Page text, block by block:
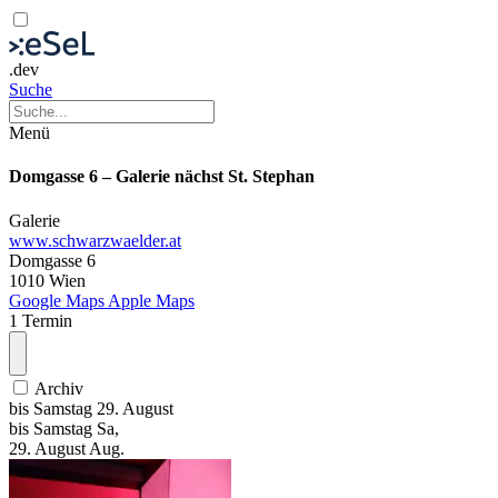
.dev
Suche
Menü
Domgasse 6 – Galerie nächst St. Stephan
Galerie
www.schwarzwaelder.at
Domgasse 6
1010 Wien
Google Maps Apple Maps
1 Termin
Archiv
bis Samstag 29. August
bis Samstag Sa,
29. August Aug.